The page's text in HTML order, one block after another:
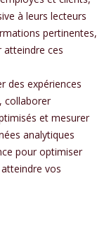
à leurs lecteurs
pertinentes,
atteindre ces
des expériences
collaborer
et mesurer
analytiques
pour optimiser
vos